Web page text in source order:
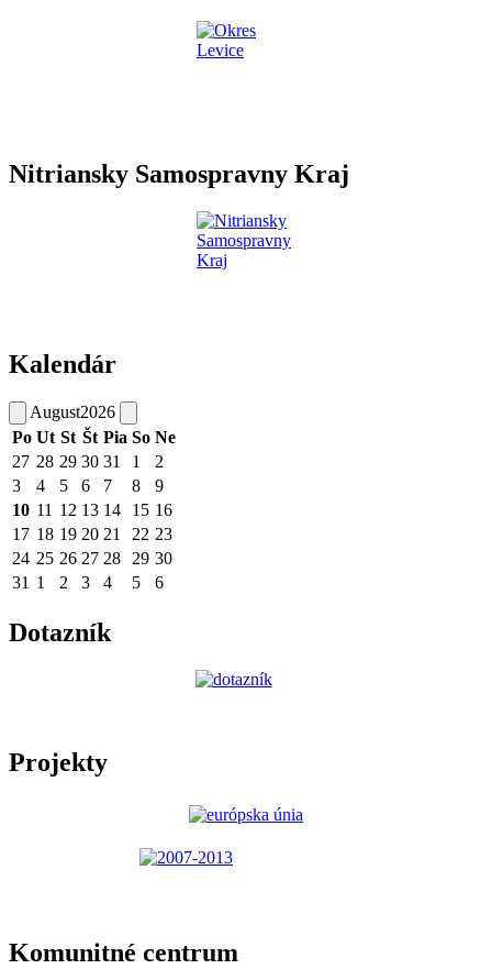
Nitriansky Samospravny Kraj
Kalendár
August2026
Po Ut St Št Pia So Ne
27 28 29 30 31 1
2
3
4 5 6 7 8
9
10 11 12 13 14 15 16
17 18 19 20 21 22 23
24 25 26 27 28 29 30
31 1 2 3 4 5 6
Dotazník
Projekty
Komunitné centrum